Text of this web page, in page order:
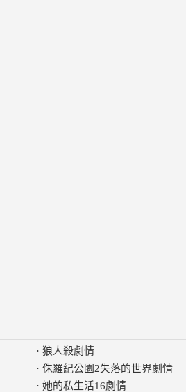
· 狼人殺劇情
· 侏羅紀公園2失落的世界劇情
· 她的私生活16劇情